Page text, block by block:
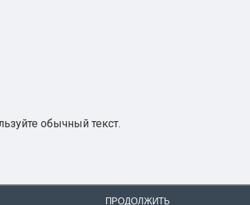
обычный текст.
ПРОДОЛЖИТЬ